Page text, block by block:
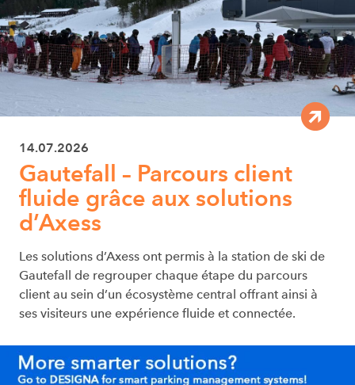
14.07.2026
Gautefall – Parcours client
fluide grâce aux solutions
d’Axess
Les solutions d’Axess ont permis à la station de ski de
Gautefall de regrouper chaque étape du parcours
client au sein d’un écosystème central offrant ainsi à
ses visiteurs une expérience fluide et connectée.